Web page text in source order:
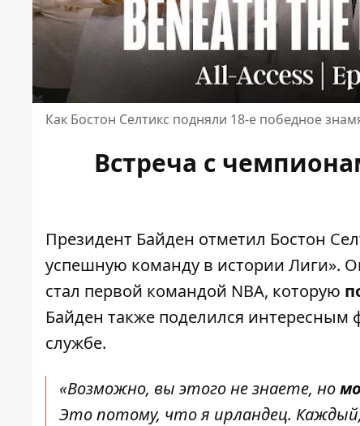
Как Бостон Селтикс подняли 18-е победное
Встреча с
Президент Байден отметил Бостон
успешную команду в истории Лиги».
стал первой командой NBA, которую
Байден также поделился
службе.
«Возможно, вы этого не знаете, но
Это потому, что я ирландец.